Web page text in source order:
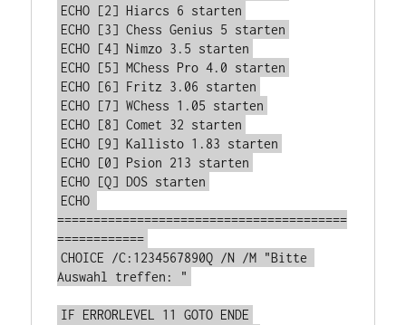
ECHO [2] Hiarcs 6 starten
ECHO [3] Chess Genius 5 starten
ECHO [4] Nimzo 3.5 starten
ECHO [5] MChess Pro 4.0 starten
ECHO [6] Fritz 3.06 starten
ECHO [7] WChess 1.05 starten
ECHO [8] Comet 32 starten
ECHO [9] Kallisto 1.83 starten
ECHO [0] Psion 213 starten
ECHO [Q] DOS starten
ECHO
========================================
============
CHOICE /C:1234567890Q /N /M "Bitte
Auswahl treffen: "
IF ERRORLEVEL 11 GOTO ENDE